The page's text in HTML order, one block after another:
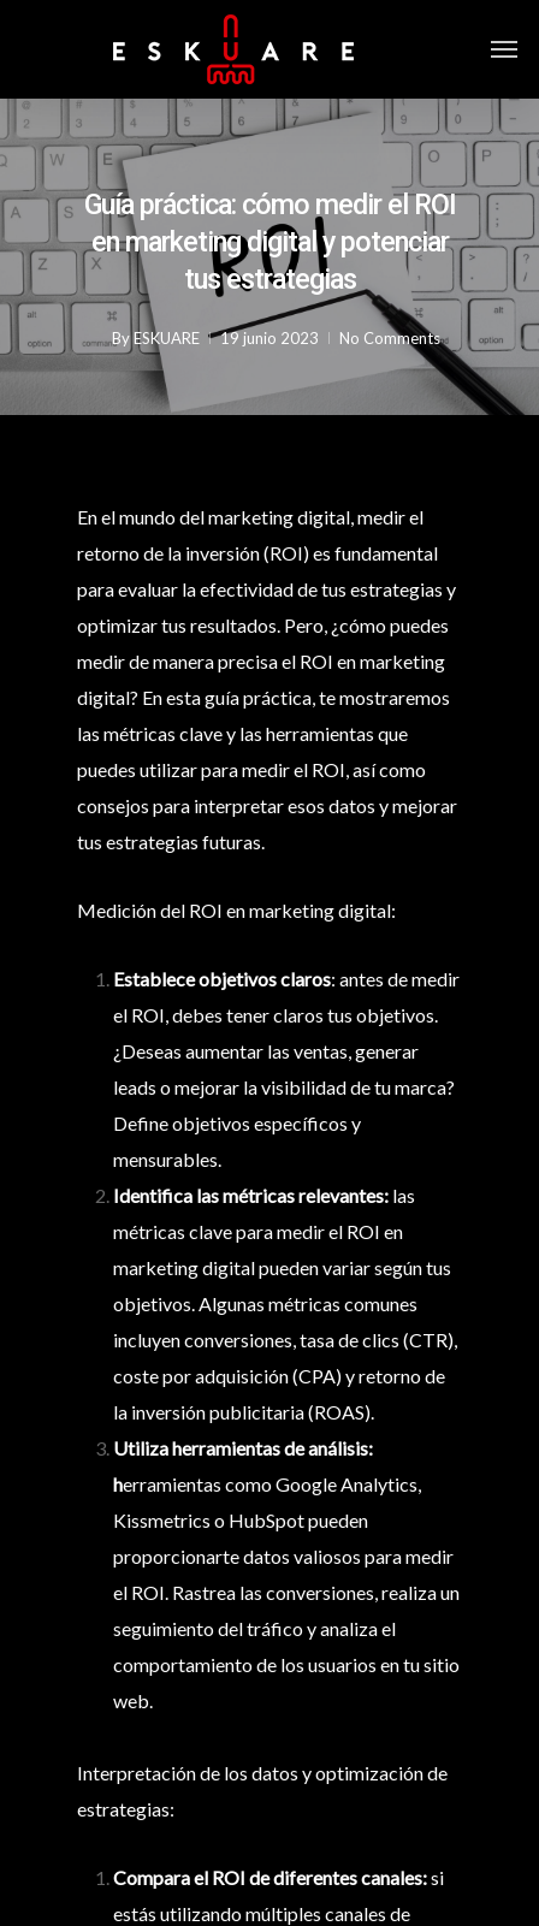
Guía práctica: cómo medir el ROI
en marketing digital y potenciar
tus estrategias
By ESKUARE 19 junio 2023 No Comments
En el mundo del marketing digital, medir el
retorno de la inversión (ROI) es fundamental
para evaluar la efectividad de tus estrategias y
optimizar tus resultados. Pero, ¿cómo puedes
medir de manera precisa el ROI en marketing
digital? En esta guía práctica, te mostraremos
las métricas clave y las herramientas que
puedes utilizar para medir el ROI, así como
consejos para interpretar esos datos y mejorar
tus estrategias futuras.
Medición del ROI en marketing digital:
Establece objetivos claros: antes de medir
el ROI, debes tener claros tus objetivos.
¿Deseas aumentar las ventas, generar
leads o mejorar la visibilidad de tu marca?
Define objetivos específicos y
mensurables.
Identifica las métricas relevantes: las
métricas clave para medir el ROI en
marketing digital pueden variar según tus
objetivos. Algunas métricas comunes
incluyen conversiones, tasa de clics (CTR),
coste por adquisición (CPA) y retorno de
la inversión publicitaria (ROAS).
Utiliza herramientas de análisis:
herramientas como Google Analytics,
Kissmetrics o HubSpot pueden
proporcionarte datos valiosos para medir
el ROI. Rastrea las conversiones, realiza un
seguimiento del tráfico y analiza el
comportamiento de los usuarios en tu sitio
web.
Interpretación de los datos y optimización de
estrategias:
Compara el ROI de diferentes canales:si
estás utilizando múltiples canales de